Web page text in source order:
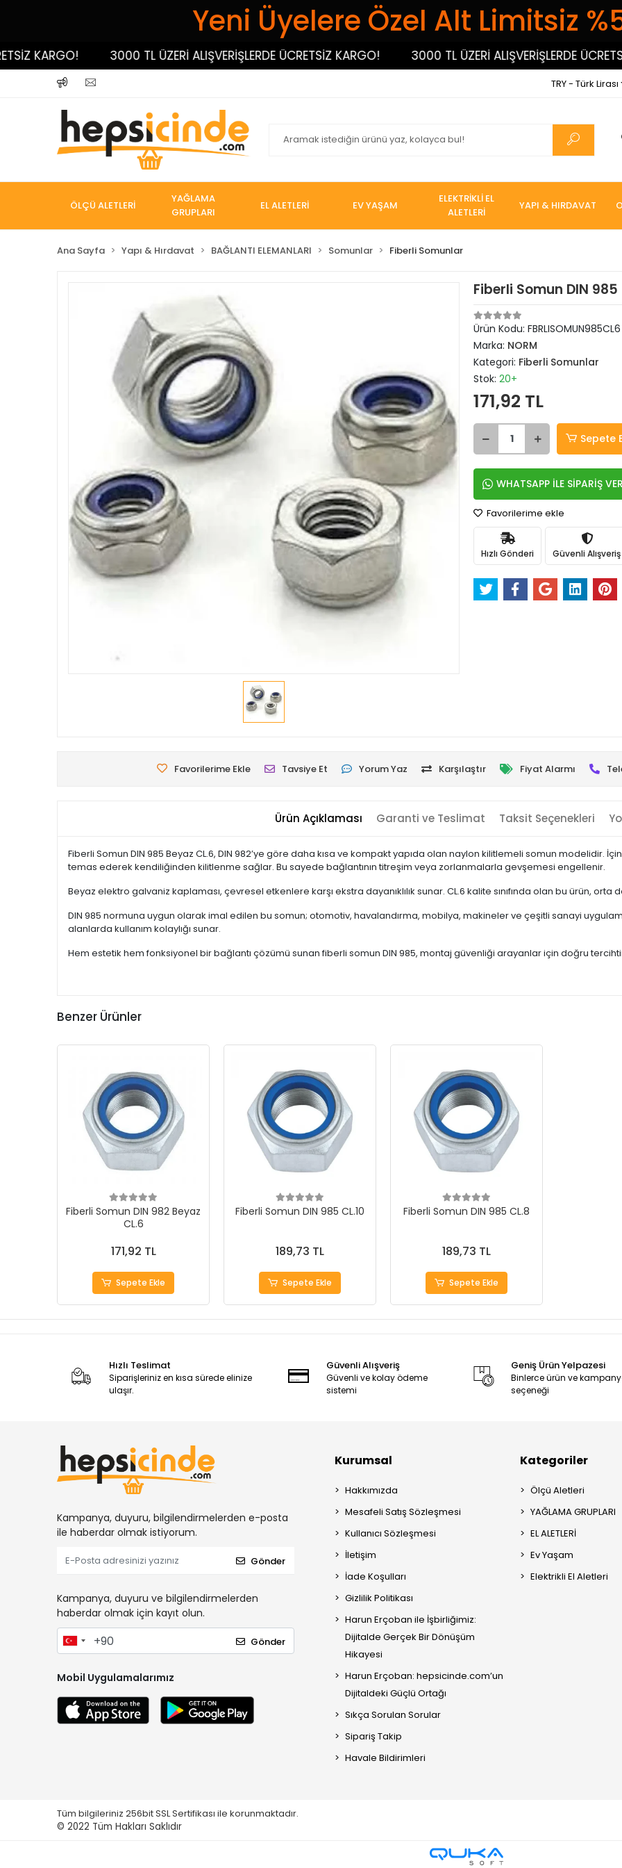
Yeni Üyelere Özel Alt Limitsiz
KARGO! 3000 TL ÜZERİ ALIŞVERİŞLERDE ÜCRETSİZ KARGO! 3000 TL ÜZERİ ALIŞVERİŞLERDE ÜCRETSİZ
TRY - Türk Lirası
ÖLÇÜ ALETLERİ
YAĞLAMA
GRUPLARI
EL ALETLERİ EV YAŞAM
ELEKTRİKLİ EL
ALETLERİ
YAPI & HIRDAVAT
Ana Sayfa Yapı & Hırdavat BAĞLANTI ELEMANLARI Somunlar Fiberli Somunlar
Fiberli Somun DIN 985
Ürün Kodu: FBRLISOMUN985CL6
Marka: NORM
Kategori: Fiberli Somunlar
Stok: 20+
171,92 TL
Sepete
WHATSAPP İLE SİPARİŞ
Favorilerime ekle
Hızlı Gönderi Güvenli Alışveriş
Favorilerime Ekle Tavsiye Et Yorum Yaz Karşılaştır Fiyat Alarmı
Ürün Açıklaması Garanti ve Teslimat Taksit Seçenekleri
Fiberli Somun DIN 985 Beyaz CL.6, DIN 982’ye göre daha kısa ve kompakt yapıda olan naylon kilitlemeli somun modelidir.
temas ederek kendiliğinden kilitlenme sağlar. Bu sayede bağlantının titreşim veya zorlanmalarla gevşemesi engellenir.
Beyaz elektro galvaniz kaplaması, çevresel etkenlere karşı ekstra dayanıklılık sunar. CL.6 kalite sınıfında olan bu ürün,
DIN 985 normuna uygun olarak imal edilen bu somun; otomotiv, havalandırma, mobilya, makineler ve çeşitli sanayi
alanlarda kullanım kolaylığı sunar.
Hem estetik hem fonksiyonel bir bağlantı çözümü sunan fiberli somun DIN 985, montaj güvenliği arayanlar için doğru
Benzer Ürünler
Fiberli Somun DIN 982 Beyaz
CL.6
171,92 TL
Sepete Ekle
Fiberli Somun DIN 985 CL.10
189,73 TL
Sepete Ekle
Fiberli Somun DIN 985 CL.8
189,73 TL
Sepete Ekle
Hızlı Teslimat
Siparişleriniz en kısa sürede elinize
ulaşır.
Güvenli Alışveriş
Güvenli ve kolay ödeme
sistemi
Geniş Ürün Yelpazesi
Binlerce ürün ve
seçeneği
Kampanya, duyuru, bilgilendirmelerden e-posta
ile haberdar olmak istiyorum.
Gönder
Kampanya, duyuru ve bilgilendirmelerden
haberdar olmak için kayıt olun.
Gönder
Mobil Uygulamalarımız
Kurumsal
Hakkımızda
Mesafeli Satış Sözleşmesi
Kullanıcı Sözleşmesi
İletişim
İade Koşulları
Gizlilik Politikası
Harun Erçoban ile İşbirliğimiz:
Dijitalde Gerçek Bir Dönüşüm
Hikayesi
Harun Erçoban: hepsicinde.com’un
Dijitaldeki Güçlü Ortağı
Sıkça Sorulan Sorular
Sipariş Takip
Havale Bildirimleri
Kategoriler
Ölçü Aletleri
YAĞLAMA GRUPLARI
EL ALETLERİ
Ev Yaşam
Elektrikli El Aletleri
Tüm bilgileriniz 256bit SSL Sertifikası ile korunmaktadır.
© 2022 Tüm Hakları Saklıdır